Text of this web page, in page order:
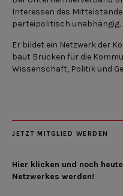
Interessen des
parteipolitisch unabhängig.
Er bildet ein Netzwerk der
baut Brücken für die
Wissenschaft, Politik und
JETZT MITGLIED WERDEN
Hier klicken und noch
Netzwerkes werden!